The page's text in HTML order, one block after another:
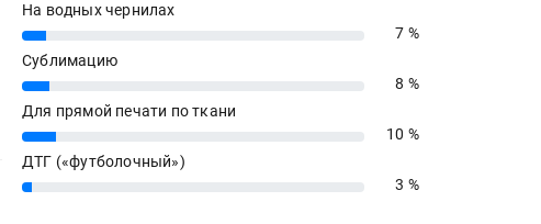
На водных чернилах
7%
7 %
Сублимацию
8%
8 %
Для прямой печати по ткани
10%
10 %
ДТГ («футболочный»)
3% 3 %